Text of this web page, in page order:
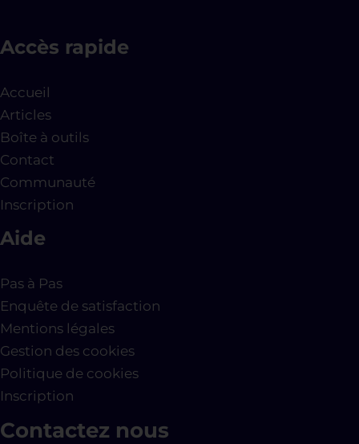
Accès rapide
Accueil
Articles
Boîte à outils
Contact
Communauté
Inscription
Aide
Pas à Pas
Enquête de satisfaction
Mentions légales
Gestion des cookies
Politique de cookies
Inscription
Contactez nous